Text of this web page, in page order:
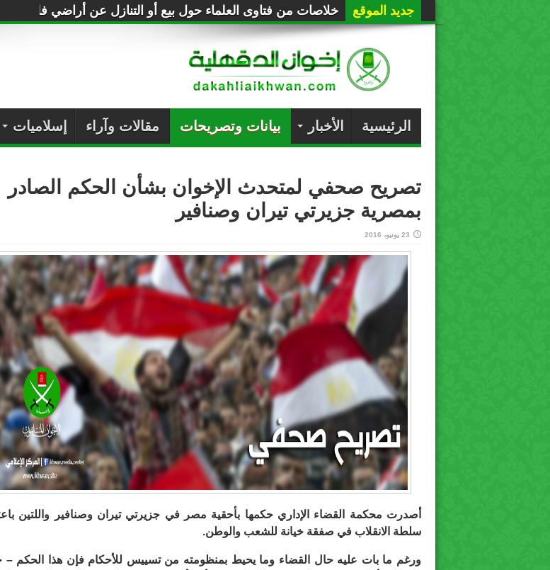
جديد الموقع خلاصات من فتاوى العلماء حول بيع أو التنازل عن أراضي فلسطين
الرئيسية الأخبار بيانات وتصريحات مقالات وآراء إسلاميات
تصريح صحفي لمتحدث الإخوان بشأن الحكم الصادر
بمصرية جزيرتي تيران وصنافير
23 يونيو، 2016
أصدرت محكمة القضاء الإداري حكمها بأحقية مصر في جزيرتي تيران وصنافير واللتين
سلطة الانقلاب في صفقة خيانة للشعب والوطن.
ورغم ما بات عليه حال القضاء وما يحيط بمنظومته من تسييس للأحكام فإن هذا الحكم –